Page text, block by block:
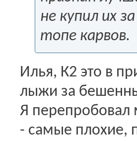
не купил их
топе карвов.
Илья, К2 это в
лыжи за
Я перепробовал
- самые плохие,